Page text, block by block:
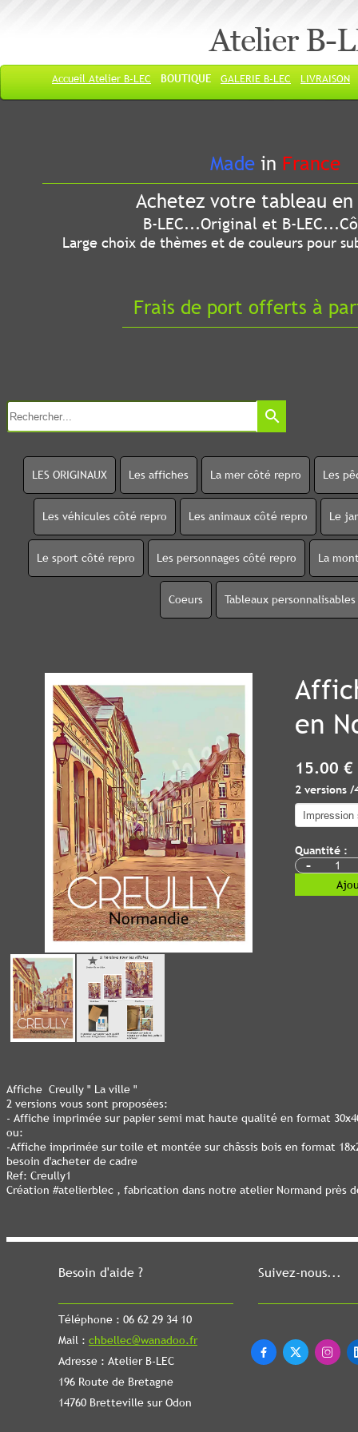
Atelier B-
Accueil Atelier B-LEC BOUTIQUE GALERIE B-LEC LIVRAISON
Besoin d'aide ?
Téléphone : 06 62 29 34 10
Mail : chbellec@wanadoo.fr
Adresse : Atelier B-LEC
196 Route de Bretagne
14760 Bretteville sur Odon
Suivez-nous...
  
Made in France
Achetez votre tableau
B-LEC...Original et B-
Large choix de thèmes et de couleurs pour
Frais de port offerts à
search
LES ORIGINAUX Les affiches La mer côté repro Les
Les véhicules côté repro Les animaux côté repro Le
Le sport côté repro Les personnages côté repro La
Coeurs Tableaux personnalisables
en
15.00 €
2 versions
Quantité :
-
Affiche Creully " La ville "
2 versions vous sont proposées:
- Affiche imprimée sur papier semi mat haute qualité en format
ou:
-Affiche imprimée sur toile et montée sur châssis bois en format
besoin d'acheter de cadre
Ref: Creully1
Création #atelierblec , fabrication dans notre atelier Normand près